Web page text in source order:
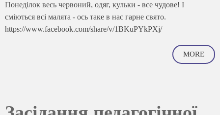
Понеділок весь червоний, одяг, кульки - все чудове! І
сміються всі малята - ось таке в нас гарне свято.
https://www.facebook.com/share/v/1BKuPYkPXj/
MORE